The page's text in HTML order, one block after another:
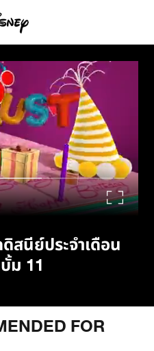
ระจำเดือนสิงหาคม
สนีย์ประจำเดือน
ม 11
FOR